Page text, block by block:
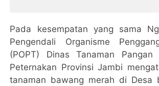
Pada kesempatan yang sama
Pengendali Organisme
(POPT) Dinas Tanaman
Peternakan Provinsi Jambi
tanaman bawang merah di Desa